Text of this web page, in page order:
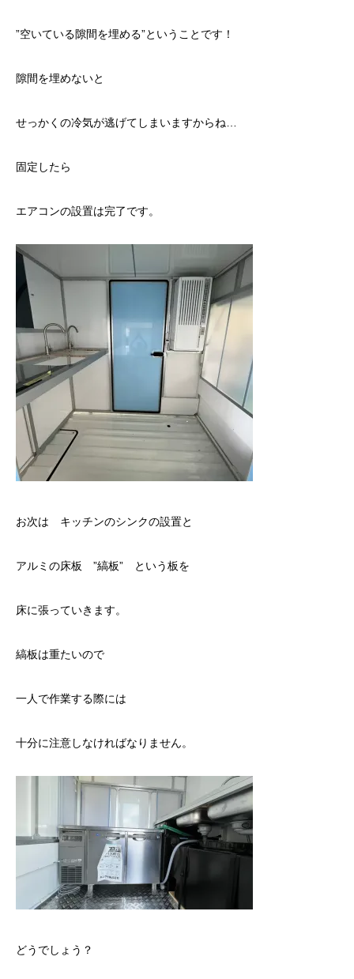
”空いている隙間を埋める”ということです！
隙間を埋めないと
せっかくの冷気が逃げてしまいますからね…
固定したら
エアコンの設置は完了です。
お次は キッチンのシンクの設置と
アルミの床板 ”縞板” という板を
床に張っていきます。
縞板は重たいので
一人で作業する際には
十分に注意しなければなりません。
どうでしょう？